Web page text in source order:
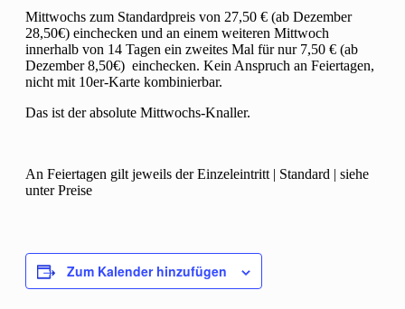
Mittwochs zum Standardpreis von 27,50 € (ab Dezember
28,50€) einchecken und an einem weiteren Mittwoch
innerhalb von 14 Tagen ein zweites Mal für nur 7,50 € (ab
Dezember 8,50€) einchecken. Kein Anspruch an Feiertagen,
nicht mit 10er-Karte kombinierbar.
Das ist der absolute Mittwochs-Knaller.
An Feiertagen gilt jeweils der Einzeleintritt | Standard | siehe
unter Preise
Zum Kalender hinzufügen